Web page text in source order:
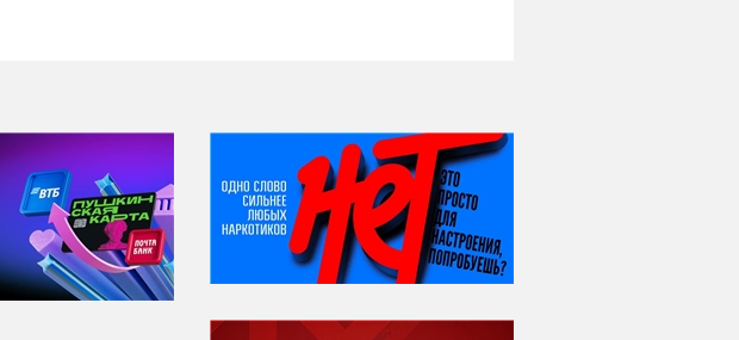
НИ ДНЯ БЕЗ ДАТЫ...
08 августа
ВСЕМИРНЫЙ ДЕНЬ
КОШЕК